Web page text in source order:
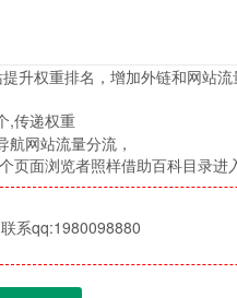
升权重排名，增加外链和网站
,传递权重
网站流量分流，
面浏览者照样借助百科目录进
系qq:1980098880